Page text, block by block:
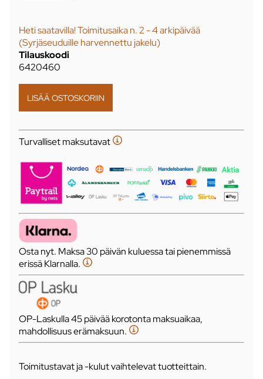
Heti saatavilla! Toimitusaika n. 2 - 4 arkipäivää
(Syrjäseuduille harvennettu jakelu)
Tilauskoodi
6420460
Turvalliset maksutavat
Osta nyt. Maksa 30 päivän kuluessa tai pienemmissä
erissä Klarnalla.
OP-Laskulla 45 päivää korotonta maksuaikaa,
mahdollisuus erämaksuun.
Toimitustavat ja -kulut vaihtelevat tuotteittain.